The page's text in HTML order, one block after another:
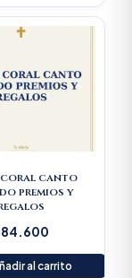
coral canto
premios y
84.600
al carrito